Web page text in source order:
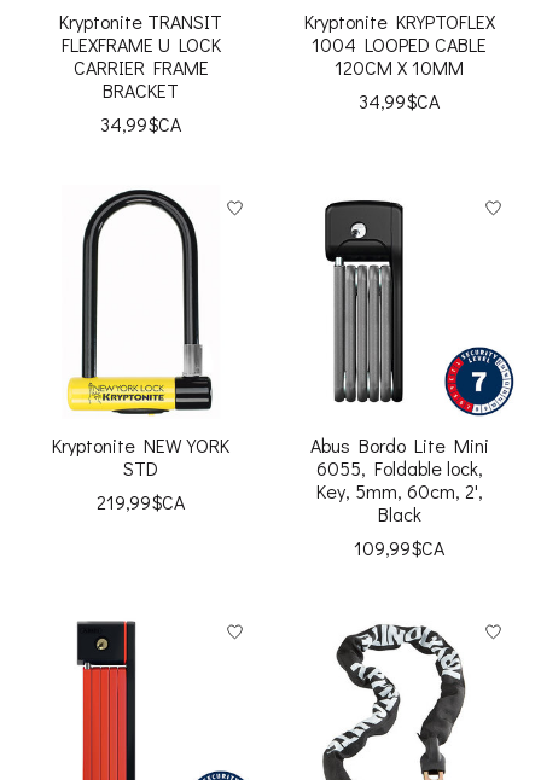
Kryptonite TRANSIT
FLEXFRAME U LOCK
CARRIER FRAME
BRACKET
34,99$CA
Kryptonite KRYPTOFLEX
1004 LOOPED CABLE
120CM X 10MM
34,99$CA
Kryptonite NEW YORK
STD
219,99$CA
Abus Bordo Lite Mini
6055, Foldable lock,
Key, 5mm, 60cm, 2',
Black
109,99$CA